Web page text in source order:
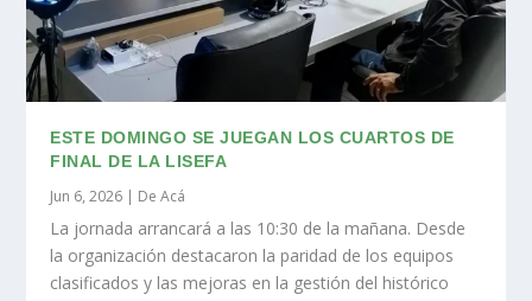
ESTE DOMINGO SE JUEGAN LOS CUARTOS DE
FINAL DE LA LISEFA
Jun 6, 2026 | De Acá
La jornada arrancará a las 10:30 de la mañana. Desde
la organización destacaron la paridad de los equipos
clasificados y las mejoras en la gestión del histórico